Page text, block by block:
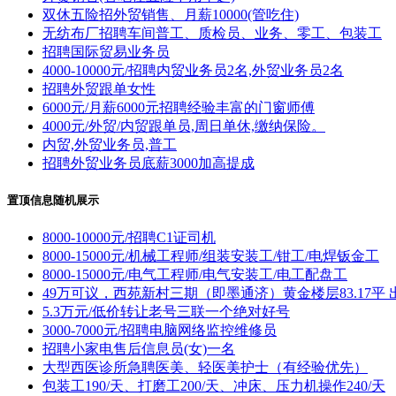
双休五险招外贸销售、月薪10000(管吃住)
无纺布厂招聘车间普工、质检员、业务、零工、包装工
招聘国际贸易业务员
4000-10000元/招聘内贸业务员2名,外贸业务员2名
招聘外贸跟单女性
6000元/月薪6000元招聘经验丰富的门窗师傅
4000元/外贸/内贸跟单员,周日单休,缴纳保险。
内贸,外贸业务员,普工
招聘外贸业务员底薪3000加高提成
置顶信息随机展示
8000-10000元/招聘C1证司机
8000-15000元/机械工程师/组装安装工/钳工/电焊钣金工
8000-15000元/电气工程师/电气安装工/电工配盘工
49万可议，西苑新村三期（即墨通济）黄金楼层83.17平
5.3万元/低价转让老号三联一个绝对好号
3000-7000元/招聘电脑网络监控维修员
招聘小家电售后信息员(女)一名
大型西医诊所急聘医美、轻医美护士（有经验优先）
包装工190/天、打磨工200/天、冲床、压力机操作240/天